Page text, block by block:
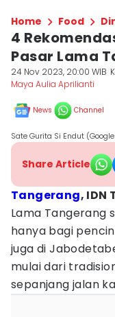
Home Food
4
Pasar Lama
24 Nov 2023, 20:00 WIB
Maya Aulia Aprilianti
News Channel
Sate Gurita Si Endut
Share Article
Tangerang, IDN
Lama Tangerang
hanya bagi
juga di
mulai dari
sepanjang jalan